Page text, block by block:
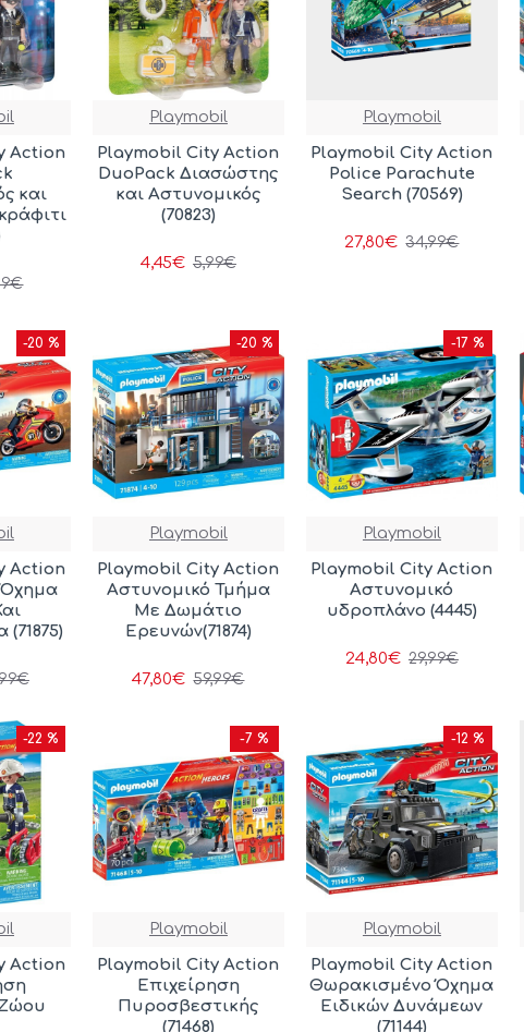
Action
και
Playmobil
Playmobil City Action
DuoPack Διασώστης
και Αστυνομικός
(70823)
4,45€ 5,99€
Playmobil
Playmobil City Action
Police Parachute
Search (70569)
27,80€ 34,99€
-20 %
Action
Όχημα
-20 %
Playmobil
Playmobil City Action
Αστυνομικό Τμήμα
Με Δωμάτιο
Ερευνών(71874)
47,80€ 59,99€
-17 %
Playmobil
Playmobil City Action
Αστυνομικό
υδροπλάνο (4445)
24,80€ 29,99€
-22 %
Action
-7 %
Playmobil
Playmobil City Action
Επιχείρηση
Πυροσβεστικής
(71468)
-12 %
Playmobil
Playmobil City Action
Θωρακισμένο Όχημα
Ειδικών Δυνάμεων
(71144)